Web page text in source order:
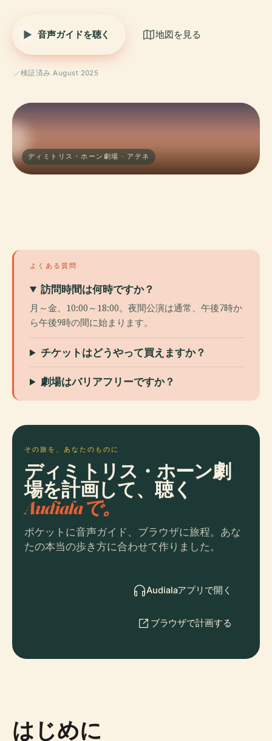
音声ガイドを聴く 地図を見る
検証済み August 2025
ディミトリス・ホーン劇場 · アテネ
よくある質問
訪問時間は何時ですか？
月～金、10:00～18:00。夜間公演は通常、午後7時か
ら午後9時の間に始まります。
チケットはどうやって買えますか？
劇場はバリアフリーですか？
その旅を、あなたのものに
ディミトリス・ホーン劇
場を計画して、聴く
Audialaで。
ポケットに音声ガイド、ブラウザに旅程。あな
たの本当の歩き方に合わせて作りました。
Audialaアプリで開く
ブラウザで計画する
はじめに